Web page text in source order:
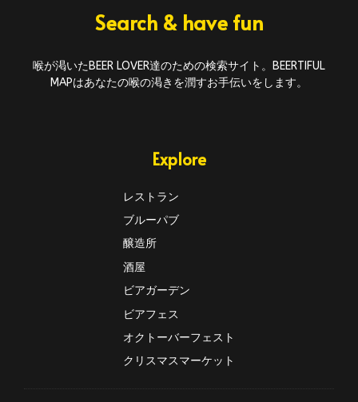
Search & have fun
喉が渇いたBEER LOVER達のための検索サイト。BEERTIFUL
MAPはあなたの喉の渇きを潤すお手伝いをします。
Explore
レストラン
ブルーパブ
醸造所
酒屋
ビアガーデン
ビアフェス
オクトーバーフェスト
クリスマスマーケット